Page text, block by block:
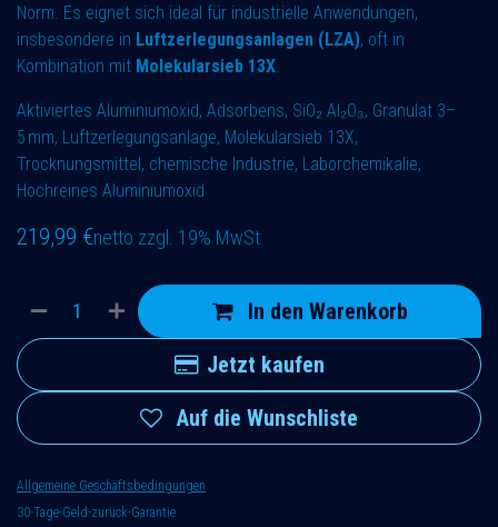
Norm. Es eignet sich ideal für industrielle Anwendungen,
insbesondere in Luftzerlegungsanlagen (LZA), oft in
Kombination mit Molekularsieb 13X.
Aktiviertes Aluminiumoxid, Adsorbens, SiO₂ Al₂O₃, Granulat 3–
5 mm, Luftzerlegungsanlage, Molekularsieb 13X,
Trocknungsmittel, chemische Industrie, Laborchemikalie,
Hochreines Aluminiumoxid
219,99 €netto zzgl. 19% MwSt.
In den Warenkorb
Jetzt kaufen
Auf die Wunschliste
Allgemeine Geschäftsbedingungen
30-Tage-Geld-zurück-Garantie